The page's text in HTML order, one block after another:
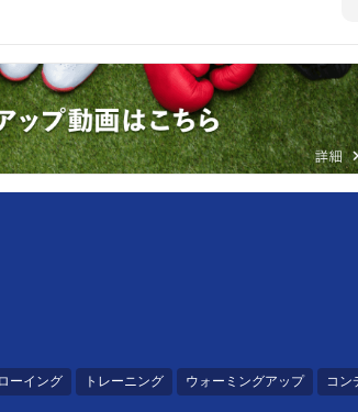
ーイング トレーニング ウォーミングアップ コン